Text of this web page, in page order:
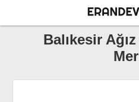
Balıkesir